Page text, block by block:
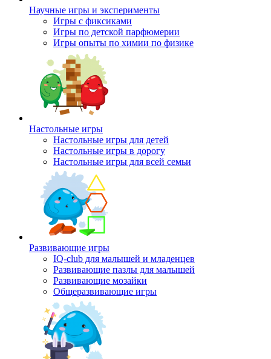
Научные игры и эксперименты
Игры с фиксиками
Игры по детской парфюмерии
Игры опыты по химии по физике
Настольные игры
Настольные игры для детей
Настольные игры в дорогу
Настольные игры для всей семьи
Развивающие игры
IQ-club для малышей и младенцев
Развивающие пазлы для малышей
Развивающие мозайки
Общеразвивающие игры